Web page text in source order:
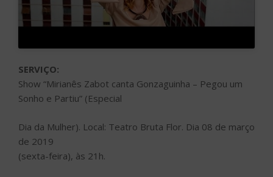
SERVIÇO:
Show “Mirianês Zabot canta Gonzaguinha – Pegou um
Sonho e Partiu” (Especial
Dia da Mulher). Local: Teatro Bruta Flor. Dia 08 de março
de 2019
(sexta-feira), às 21h.